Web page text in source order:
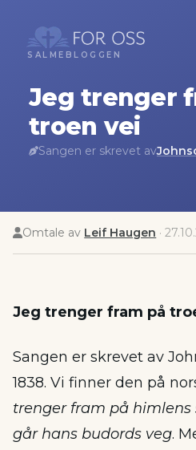
SALMEBLOGGEN
Jeg trenger
troen vei
Sangen er skrevet av
Omtale av Leif Haugen ·
Jeg trenger fram på
Sangen er skrevet av
1838. Vi finner den på
trenger fram på himlens
går hans budords veg.